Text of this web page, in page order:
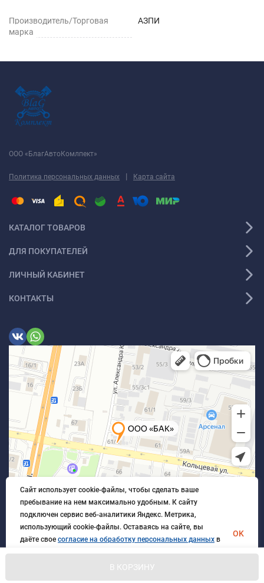
В КОРЗИНУ
Производитель/Торговая
марка
АЗПИ
ООО «БлагАвтоКомлпект»
Политика персональных данных | Карта сайта
КАТАЛОГ ТОВАРОВ
ДЛЯ ПОКУПАТЕЛЕЙ
ЛИЧНЫЙ КАБИНЕТ
КОНТАКТЫ
© 2026 БлагАвтоКомплект. Все права защищены
Сайт использует cookie-файлы, чтобы сделать ваше
пребывание на нем максимально удобным. К cайту
подключен сервис веб-аналитики Яндекс. Метрика,
использующий cookie-файлы. Оставаясь на сайте, вы
даёте свое согласие на обработку персональных данных в
порядке, указанном вПолитике обработки персональных
OK